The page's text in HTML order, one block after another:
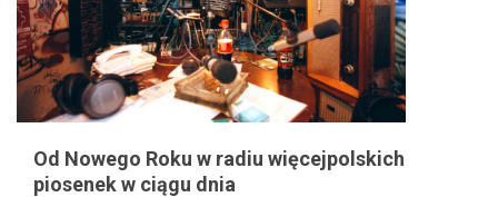
Od Nowego Roku w radiu więcejpolskich
piosenek w ciągu dnia